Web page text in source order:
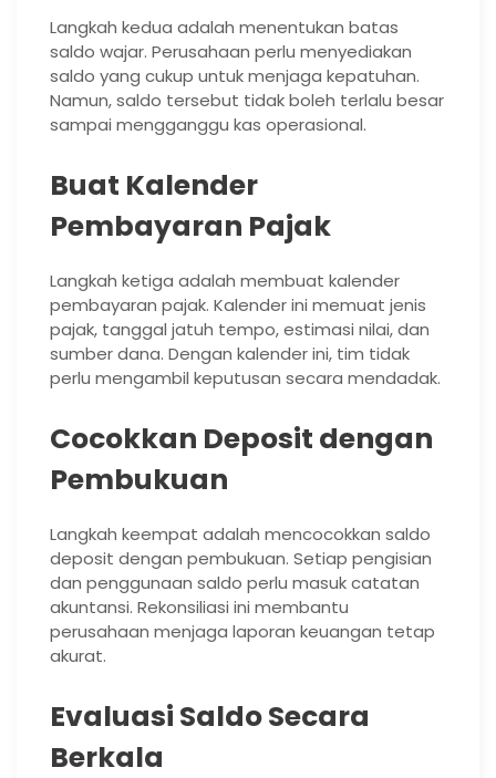
Langkah kedua adalah menentukan batas
saldo wajar. Perusahaan perlu menyediakan
saldo yang cukup untuk menjaga kepatuhan.
Namun, saldo tersebut tidak boleh terlalu besar
sampai mengganggu kas operasional.
Buat Kalender
Pembayaran Pajak
Langkah ketiga adalah membuat kalender
pembayaran pajak. Kalender ini memuat jenis
pajak, tanggal jatuh tempo, estimasi nilai, dan
sumber dana. Dengan kalender ini, tim tidak
perlu mengambil keputusan secara mendadak.
Cocokkan Deposit dengan
Pembukuan
Langkah keempat adalah mencocokkan saldo
deposit dengan pembukuan. Setiap pengisian
dan penggunaan saldo perlu masuk catatan
akuntansi. Rekonsiliasi ini membantu
perusahaan menjaga laporan keuangan tetap
akurat.
Evaluasi Saldo Secara
Berkala